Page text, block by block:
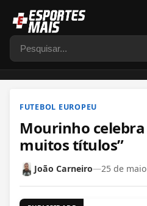
Pesquisar
FUTEBOL EUROPEU
Mourinho
muitos títulos”
João Carneiro—25 de